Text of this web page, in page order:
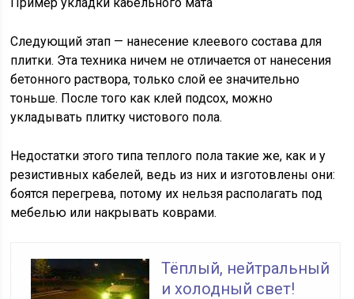
Следующий этап — нанесение клеевого состава для
плитки. Эта техника ничем не отличается от нанесения
бетонного раствора, только слой ее значительно
тоньше. После того как клей подсох, можно
укладывать плитку чистового пола.
Недостатки этого типа теплого пола такие же, как и у
резистивных кабелей, ведь из них и изготовлены они:
боятся перегрева, потому их нельзя располагать под
мебелью или накрывать коврами.
Тёплый, нейтральный
и холодный свет!